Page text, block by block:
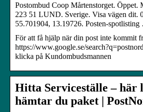
Postombud Coop Mårtenstorget. Öppet.
223 51 LUND. Sverige. Visa vägen dit.
55.701904, 13.19726. Posten-
För att få hjälp när din post inte kommit
https://www.google.se/
klicka på Kundombudsmannen
Hitta Serviceställe – här
hämtar du paket |